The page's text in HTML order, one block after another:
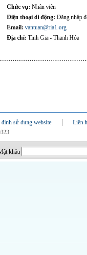
Chức vụ: Nhân viên
Điện thoại di động: Đăng nhập
Email: vantuan@ria1.org
Địa chỉ: Tĩnh Gia - Thanh Hóa
sử dụng website
Liên
khẩu